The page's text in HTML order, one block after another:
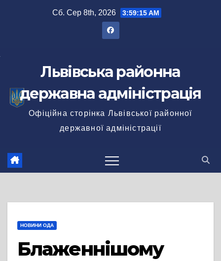
Сб. Сер 8th, 2026 3:59:15 AM
Львівська районна
державна адміністрація
Офіційна сторінка Львівської районної
державної адміністрації
НОВИНИ ОДА
Блаженнішому